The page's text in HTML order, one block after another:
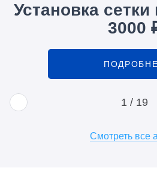
Установка
3000
1 / 19
Смотреть все